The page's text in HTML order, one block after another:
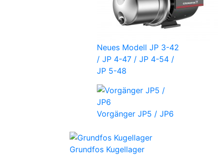
Neues Modell JP 3-42
/ JP 4-47 / JP 4-54 /
JP 5-48
Vorgänger JP5 / JP6
Grundfos Kugellager